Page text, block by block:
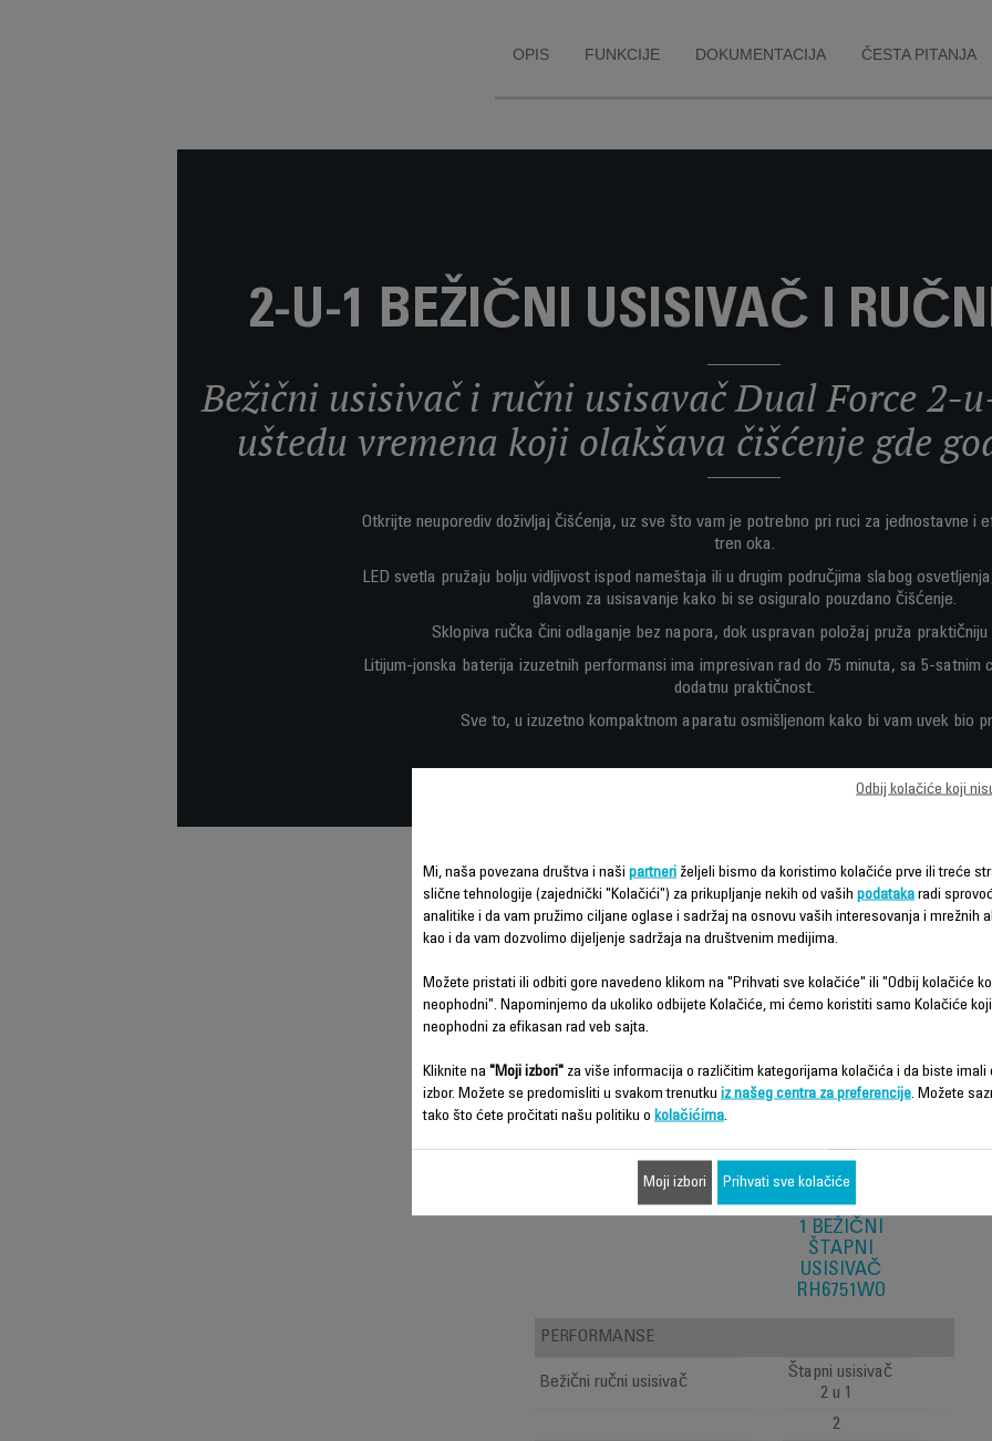
OPIS FUNKCIJE DOKUMENTACIJA ČESTA PITANJA
2-U-1 BEŽIČNI USISIVAČ I
Bežični usisivač i ručni usisavač Dual Force 2-
uštedu vremena koji olakšava čišćenje gde
Otkrijte neuporediv doživljaj čišćenja, uz sve što vam je potrebno pri ruci za jednostavne i
tren oka.
LED svetla pružaju bolju vidljivost ispod nameštaja ili u drugim područjima slabog
glavom za usisavanje kako bi se osiguralo pouzdano čišćenje.
Sklopiva ručka čini odlaganje bez napora, dok uspravan položaj pruža praktičniju
Litijum-jonska baterija izuzetnih performansi ima impresivan rad do 75 minuta, sa 5-satnim
dodatnu praktičnost.
Sve to, u izuzetno kompaktnom aparatu osmišljenom kako bi vam uvek bio
Funkcije – poređenje
DUAL
FORCE 2 IN
1 BEŽIČNI
ŠTAPNI
USISIVAČ
RH6751WO
PERFORMANSE
Bežični ručni usisivač
Štapni usisivač
2 u 1
2
Mi, naša povezana društva i naši partneri željeli bismo da koristimo kolačiće prve ili treće
slične tehnologije (zajednički "Kolačići") za prikupljanje nekih od vaših podataka radi
analitike i da vam pružimo ciljane oglase i sadržaj na osnovu vaših interesovanja i mrežnih
kao i da vam dozvolimo dijeljenje sadržaja na društvenim medijima.
Možete pristati ili odbiti gore navedeno klikom na "Prihvati sve kolačiće" ili "Odbij kolačiće
neophodni". Napominjemo da ukoliko odbijete Kolačiće, mi ćemo koristiti samo Kolačiće
neophodni za efikasan rad veb sajta.
Kliknite na "Moji izbori" za više informacija o različitim kategorijama kolačića i da biste imali
izbor. Možete se predomisliti u svakom trenutku iz našeg centra za preferencije. Možete
tako što ćete pročitati našu politiku o kolačićima.
Odbij kolačiće koji
Moji izbori Prihvati sve kolačiće